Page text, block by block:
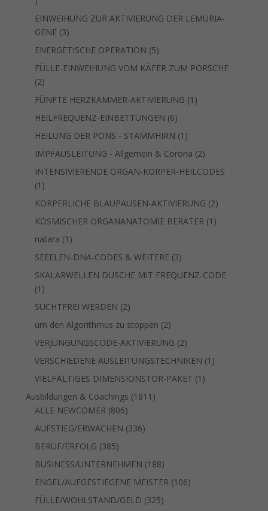
Produkt
EINWEIHUNG ZUR AKTIVIERUNG DER LEMURIA-
GENE 33
Produkte
ENERGETISCHE OPERATION 55
Produkte
FÜLLE-EINWEIHUNG VOM KÄFER ZUM PORSCHE
22
Produkte
FÜNFTE HERZKAMMER-AKTIVIERUNG 1 1
HEILFREQUENZ-EINBETTUNGEN 66
Produkte
HEILUNG DER PONS - STAMMHIRN 1 1
Produkt
IMPFAUSLEITUNG - Allgemein & Corona 22
Produkte
INTENSIVIERENDE ORGAN-KÖRPER-HEILCODES
1 1
Produkt
KÖRPERLICHE BLAUPAUSEN-AKTIVIERUNG 22
Produkte
KOSMISCHER ORGANANATOMIE BERATER 1 1
natara 1 1
Produkt
SEEELEN-DNA-CODES & WEITERE 33
Produkte
SKALARWELLEN DUSCHE MIT FREQUENZ-CODE
1 1
Produkt
SUCHTFREI WERDEN 22
Produkte
um den Algorithmus zu stoppen 22
Produkte
VERJÜNGUNGSCODE-AKTIVIERUNG 22
Produkte
VERSCHIEDENE AUSLEITUNGSTECHNIKEN 1 1
VIELFÄLTIGES DIMENSIONSTOR-PAKET 1 1
Ausbildungen & Coachings 1811 1811
ALLE NEWCOMER 806806
Produkte
AUFSTIEG/ERWACHEN 336336
BERUF/ERFOLG 385385
Produkte
BUSINESS/UNTERNEHMEN 188188
Produkte
ENGEL/AUFGESTIEGENE MEISTER 106106
FÜLLE/WOHLSTAND/GELD 325325